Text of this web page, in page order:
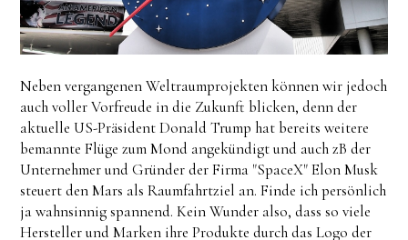
Neben vergangenen Weltraumprojekten können wir jedoch
auch voller Vorfreude in die Zukunft blicken, denn der
aktuelle US-Präsident Donald Trump hat bereits weitere
bemannte Flüge zum Mond angekündigt und auch zB der
Unternehmer und Gründer der Firma "SpaceX" Elon Musk
steuert den Mars als Raumfahrtziel an. Finde ich persönlich
ja wahnsinnig spannend. Kein Wunder also, dass so viele
Hersteller und Marken ihre Produkte durch das Logo der